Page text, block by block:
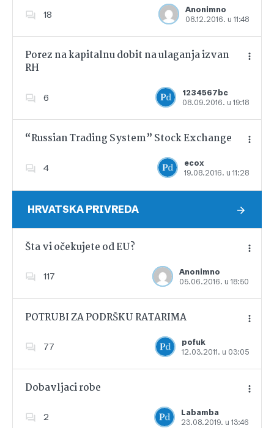
18
Anonimno
08.12.2016. u 11:48
Dodajte u favorite
Porez na kapitalnu dobit na ulaganja izvan
RH
6
1234567bc
08.09.2016. u 19:18
Dodajte u favorite
“Russian Trading System” Stock Exchange
4
ecox
19.08.2016. u 11:28
Dodajte u favorite
HRVATSKA PRIVREDA
Šta vi očekujete od EU?
117
Anonimno
05.06.2016. u 18:50
Dodajte u favorite
POTRUBI ZA PODRŠKU RATARIMA
77
pofuk
12.03.2011. u 03:05
Dodajte u favorite
Dobavljaci robe
2
Labamba
23.08.2019. u 13:46
Dodajte u favorite